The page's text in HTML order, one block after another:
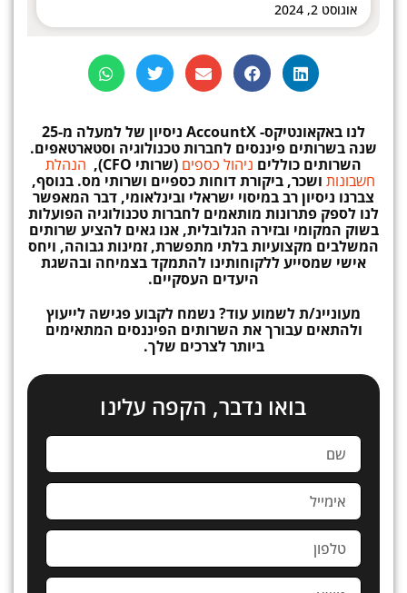
אוגוסט 2, 2024
לנו באקאונטיקס-AccountX ניסיון
של למעלה מ-25
שנה בשרותים פיננסים לחברות טכנולוגיה וסטארטאפים.
השרותים כוללים ניהול כספים (שרותי CFO),
הנהלת
חשבונות ושכר, ביקורת דוחות כספיים ושרותי מס. בנוסף,
צברנו ניסיון רב במיסוי ישראלי ובינלאומי, דבר המאפשר
לנו לספק פתרונות מותאמים לחברות טכנולוגיה הפועלות
בשוק המקומי ובזירה הגלובלית, אנו גאים להציע שרותים
המשלבים מקצועיות בלתי מתפשרת, זמינות גבוהה, ויחס
אישי שמסייע ללקוחותינו להתמקד בצמיחה ובהשגת
היעדים העסקיים.
מעוניינ/ת לשמוע עוד? נשמח לקבוע פגישה לייעוץ
ולהתאים עבורך את השרותים הפיננסים המתאימים
ביותר לצרכים שלך.
בואו נדבר, הקפה עלינו